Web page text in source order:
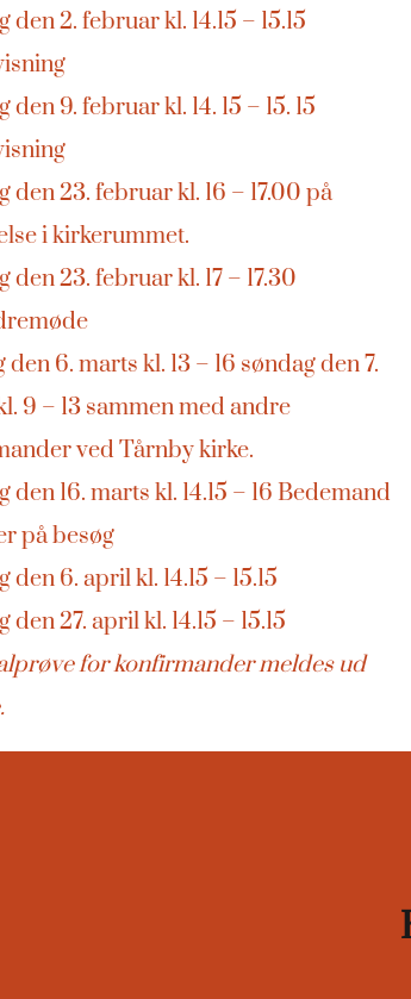
den 2. februar kl. 14.15 – 15.15
den 9. februar kl. 14. 15 – 15. 15
den 23. februar kl. 16 – 17.00 på
i kirkerummet.
den 23. februar kl. 17 – 17.30
6. marts kl. 13 – 16 søndag den 7.
9 – 13 sammen med andre
ved Tårnby kirke.
den 16. marts kl. 14.15 – 16 Bedemand
på besøg
den 6. april kl. 14.15 – 15.15
den 27. april kl. 14.15 – 15.15
for konfirmander meldes ud